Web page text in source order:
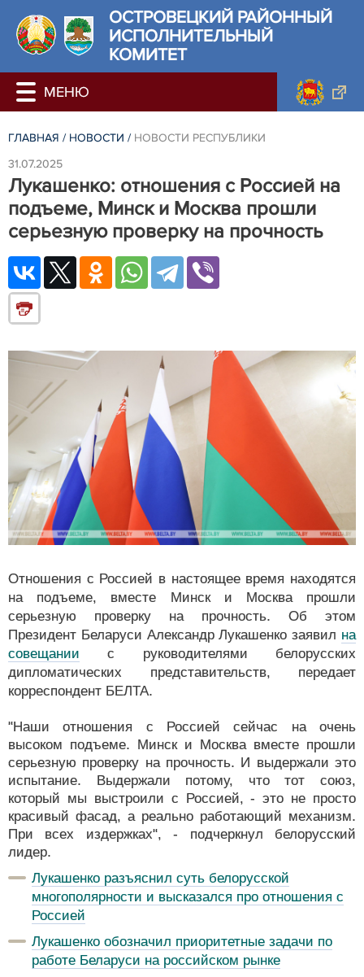
ОСТРОВЕЦКИЙ РАЙОННЫЙ
ИСПОЛНИТЕЛЬНЫЙ
КОМИТЕТ
ГЛАВНАЯ / НОВОСТИ / НОВОСТИ РЕСПУБЛИКИ
31.07.2025
Лукашенко: отношения с Россией на
подъеме, Минск и Москва прошли
серьезную проверку на прочность
Отношения с Россией в настоящее время находятся
на подъеме, вместе Минск и Москва прошли
серьезную проверку на прочность. Об этом
Президент Беларуси Александр Лукашенко заявил на
совещании с руководителями белорусских
дипломатических представительств, передает
корреспондент БЕЛТА.
"Наши отношения с Россией сейчас на очень
высоком подъеме. Минск и Москва вместе прошли
серьезную проверку на прочность. И выдержали это
испытание. Выдержали потому, что тот союз,
который мы выстроили с Россией, - это не просто
красивый фасад, а реально работающий механизм.
При всех издержках", - подчеркнул белорусский
лидер.
Лукашенко разъяснил суть белорусской
многополярности и высказался про отношения с
Россией
Лукашенко обозначил приоритетные задачи по
работе Беларуси на российском рынке